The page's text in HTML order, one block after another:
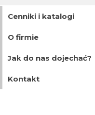
Cenniki i katalogi
O firmie
Jak do nas dojechać?
Kontakt